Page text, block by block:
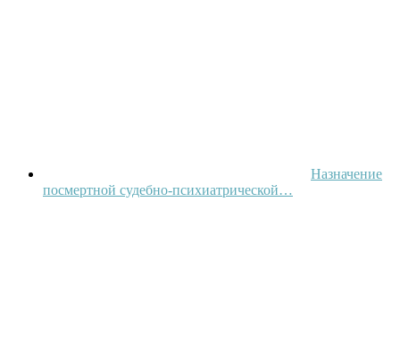
Назначение
посмертной судебно-психиатрической…